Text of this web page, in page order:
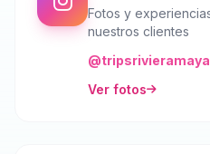
Fotos y
nuestros clientes
@tripsrivieramaya
Ver fotos